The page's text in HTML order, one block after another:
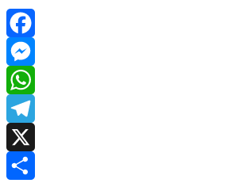
Facebook
Messenger
WhatsApp
Telegram
X